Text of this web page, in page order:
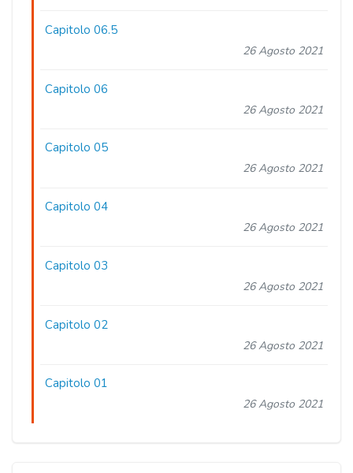
Capitolo 06.5
26 Agosto 2021
Capitolo 06
26 Agosto 2021
Capitolo 05
26 Agosto 2021
Capitolo 04
26 Agosto 2021
Capitolo 03
26 Agosto 2021
Capitolo 02
26 Agosto 2021
Capitolo 01
26 Agosto 2021